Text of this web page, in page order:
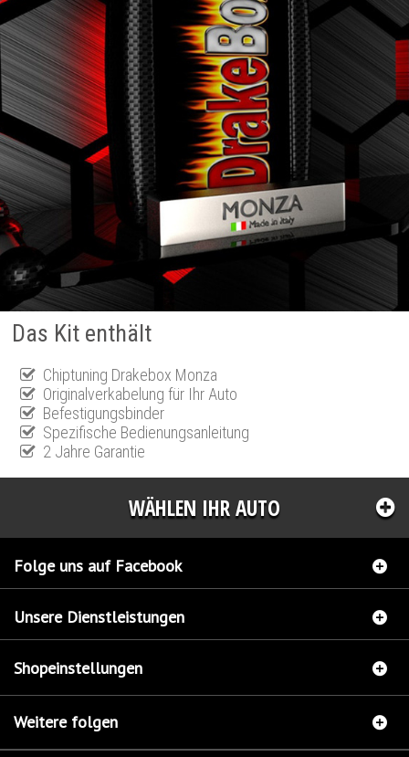
Das Kit enthält
Chiptuning Drakebox Monza
Originalverkabelung für Ihr Auto
Befestigungsbinder
Spezifische Bedienungsanleitung
2 Jahre Garantie
WÄHLEN IHR AUTO
Folge uns auf Facebook
Unsere Dienstleistungen
Shopeinstellungen
Weitere folgen